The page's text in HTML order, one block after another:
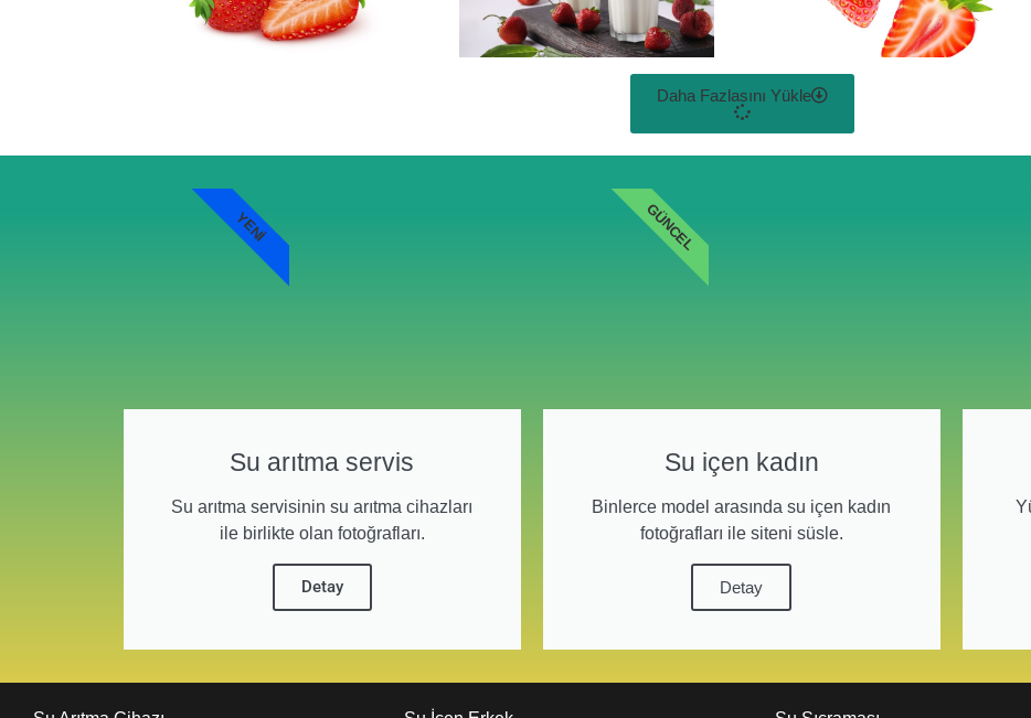
Daha Fazlasını Yükle
Su arıtma servis
Su arıtma servisinin su arıtma cihazları
ile birlikte olan fotoğrafları.
Detay
YENI
Su içen kadın
Binlerce model arasında su içen kadın
fotoğrafları ile siteni süsle.
Detay
GÜNCEL